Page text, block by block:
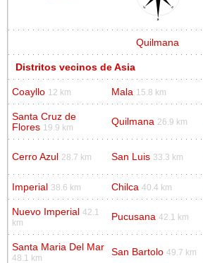
Quilmana
Distritos vecinos de Asia
Coayllo 12 km Mala 15.8 km
Santa Cruz de
Flores 19.9 km
Quilmana 26.9 km
Cerro Azul 28.7 km San Luis 33.3 km
Imperial 38.6 km Chilca 40.4 km
Nuevo Imperial
42.1
km
Pucusana 42.1 km
Santa Maria Del Mar
48.1 km
San Bartolo 49.7 km